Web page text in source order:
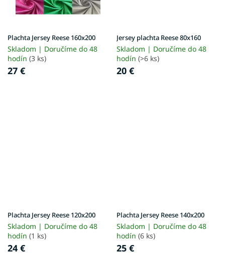
Plachta Jersey Reese 160x200
Skladom | Doručíme do 48
hodín (3 ks)
27 €
Jersey plachta Reese 80x160
Skladom | Doručíme do 48
hodín (>6 ks)
20 €
Plachta Jersey Reese 120x200
Skladom | Doručíme do 48
hodín (1 ks)
24 €
Plachta Jersey Reese 140x200
Skladom | Doručíme do 48
hodín (6 ks)
25 €